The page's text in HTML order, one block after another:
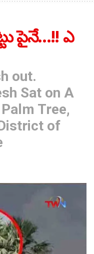
పైనే…!! ఎ
out.
Sat on A
Tree,
of